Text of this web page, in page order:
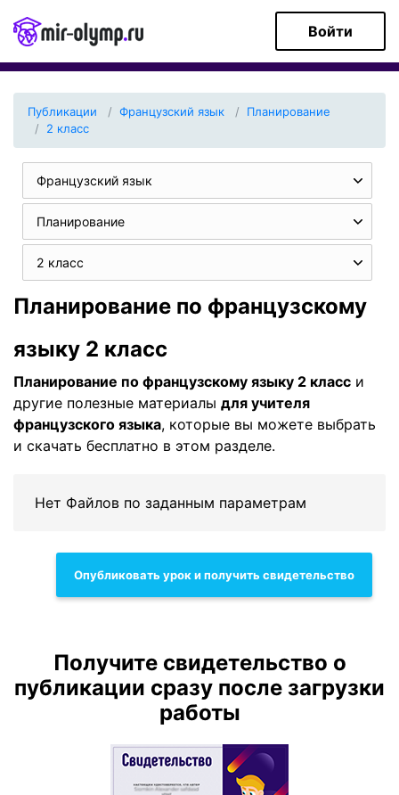
Войти
Публикации Французский язык
Планирование
2 класс
Французский язык
Планирование
2 класс
Планирование по французскому
языку 2 класс
Планирование по французскому языку 2 класс и
другие полезные материалы для учителя
французского языка, которые вы можете выбрать
и скачать бесплатно в этом разделе.
Нет Файлов по заданным параметрам
Опубликовать урок и получить свидетельство
Получите свидетельство о
публикации сразу после загрузки
работы